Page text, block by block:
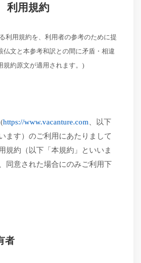
利用規約
利用規約を、利用者の参考のために提
仏文と本参考和訳との間に矛盾・相違
規約原文が適用されます。)
(https://www.vacanture.com 、以下
ます）のご利用にあたりまして
規約（以下「本規約」といいま
同意された場合にのみご利用下
者